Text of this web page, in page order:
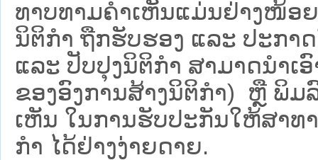
ທາບທາມຄໍາເຫັນແມ່ນຢ່າງໜ້ອ
ນິຕິກໍາ ຖືກຮັບຮອງ ແລະ ປະກາ
ແລະ ປັບປຸງນິຕິກໍາ ສາມາດນຳເ
ຂອງອົງການສ້າງນິຕິກຳ) ຫຼື ພິມ
ເຫັນ ໃນການຮັບປະກັນໃຫ້ສາທ
ກຳ ໄດ້ຢ່າງງ່າຍດາຍ.